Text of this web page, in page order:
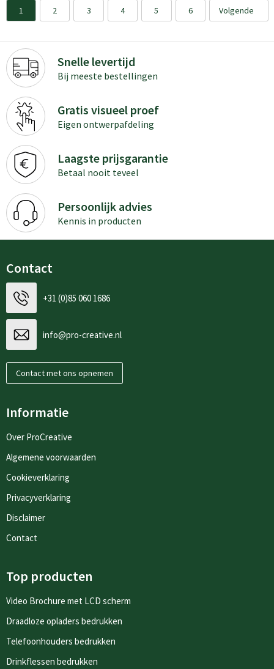
1 2 3 4 5 6 Volgende
Snelle levertijd
Bij meeste bestellingen
Gratis visueel proef
Eigen ontwerpafdeling
Laagste prijsgarantie
Betaal nooit teveel
Persoonlijk advies
Kennis in producten
Contact
+31 (0)85 060 1686
info@pro-creative.nl
Contact met ons opnemen
Informatie
Over ProCreative
Algemene voorwaarden
Cookieverklaring
Privacyverklaring
Disclaimer
Contact
Top producten
Video Brochure met LCD scherm
Draadloze opladers bedrukken
Telefoonhouders bedrukken
Drinkflessen bedrukken